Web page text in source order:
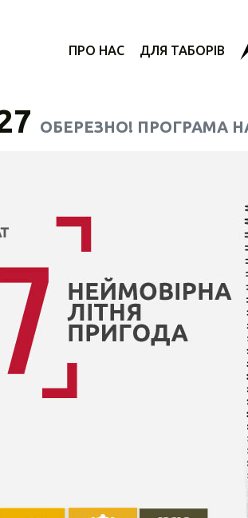
ПРО НАС ДЛЯ ТАБОРІВ
ОБЕРЕЗНО! ПРОГРАМА